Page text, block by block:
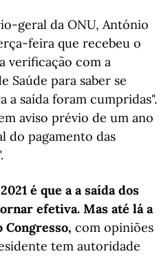
geral da ONU, António
feira que recebeu o
verificação com a
Saúde para saber se
a saída foram cumpridas".
aviso prévio de um ano
do pagamento das
é que a a saída dos
efetiva. Mas até lá a
Congresso, com opiniões
tem autoridade